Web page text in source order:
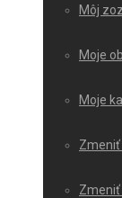
Môj
Moje
Moje